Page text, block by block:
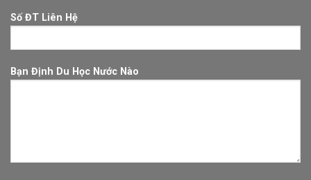
Số ĐT Liên Hệ
Bạn Định Du Học Nước Nào